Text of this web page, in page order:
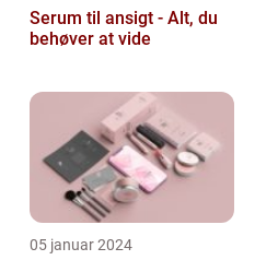
Serum til ansigt - Alt, du
behøver at vide
05 januar 2024